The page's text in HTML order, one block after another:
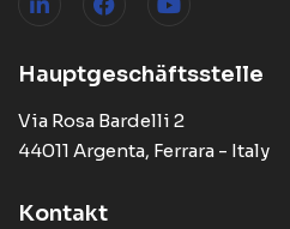
Hauptgeschäftsstelle
Via Rosa Bardelli 2
44011 Argenta, Ferrara - Italy
Kontakt